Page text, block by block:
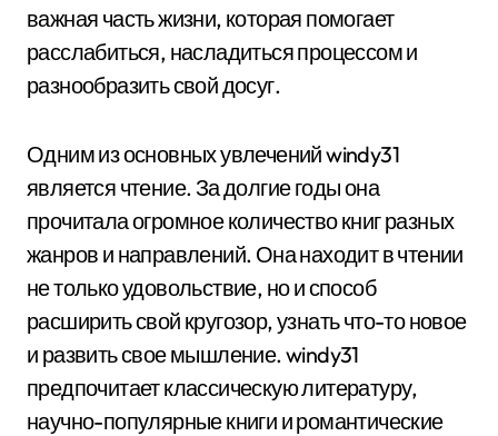
важная часть жизни, которая помогает
расслабиться, насладиться процессом и
разнообразить свой досуг.
Одним из основных увлечений windy31
является чтение. За долгие годы она
прочитала огромное количество книг разных
жанров и направлений. Она находит в чтении
не только удовольствие, но и способ
расширить свой кругозор, узнать что-то новое
и развить свое мышление. windy31
предпочитает классическую литературу,
научно-популярные книги и романтические